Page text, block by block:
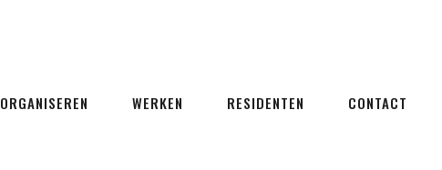
ORGANISEREN WERKEN RESIDENTEN CONTACT